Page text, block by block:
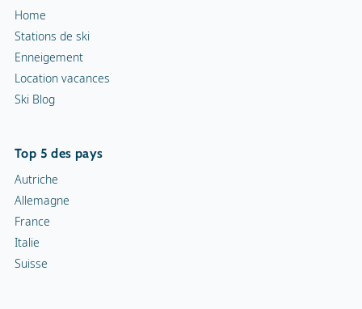
Patinoire intérieure
Patinoire
Snowrafting
Traîneau à chiens
Motoneiges
Home
Stations de ski
Enneigement
Location vacances
Ski Blog
Top 5 des pays
Autriche
Allemagne
France
Italie
Suisse